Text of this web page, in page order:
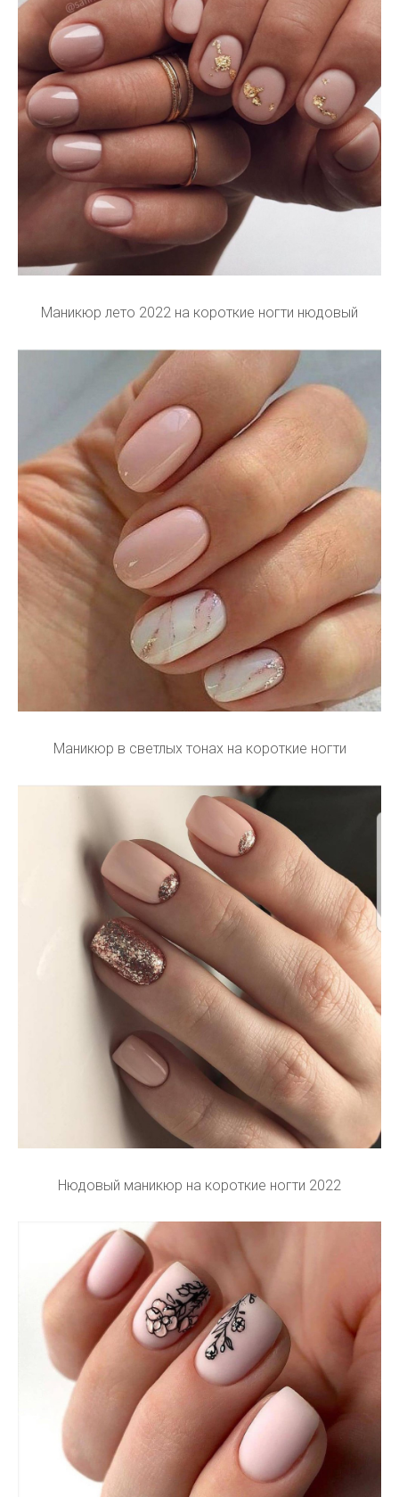
Маникюр лето 2022 на короткие ногти нюдовый
Маникюр в светлых тонах на короткие ногти
Нюдовый маникюр на короткие ногти 2022